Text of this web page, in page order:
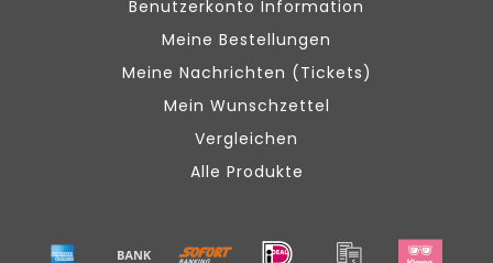
Benutzerkonto Information
Meine Bestellungen
Meine Nachrichten (Tickets)
Mein Wunschzettel
Vergleichen
Alle Produkte